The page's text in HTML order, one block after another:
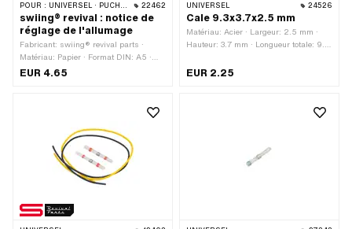
POUR : UNIVERSEL · PUCH · SACHS · PIAGGIO · ZÜNDAPP BELMONDO 22462
swiing® revival : notice de
réglage de l'allumage
Fabricant: swiing® revival parts ·
Matériau: Papier · Format DIN: A5 ·
Nombre de pages: 17 pcs · Langue:
EUR 4.65
UNIVERSEL 24526
Cale 9.3x3.7x2.5 mm
Matériau: Acier · Largeur: 2.5 mm ·
Hauteur: 3.7 mm · Longueur totale: 9.3
EUR 2.25